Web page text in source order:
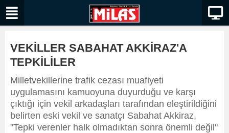
VEKİLLER SABAHAT AKKİRAZ'A
TEPKİLİLER
Milletvekillerine trafik cezası muafiyeti
uygulamasını kamuoyuna duyurduğu ve karşı
çıktığı için vekil arkadaşları tarafından eleştirildiğini
belirten eski vekil ve sanatçı Sabahat Akkiraz,
"Tepki verenler halk olmadıktan sonra önemli değil"